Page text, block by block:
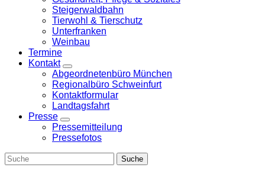
Steigerwaldbahn
Tierwohl & Tierschutz
Unterfranken
Weinbau
Termine
Kontakt
Zeige
Untermenü
Abgeordnetenbüro München
Regionalbüro Schweinfurt
Kontaktformular
Landtagsfahrt
Presse
Zeige
Untermenü
Pressemitteilung
Pressefotos